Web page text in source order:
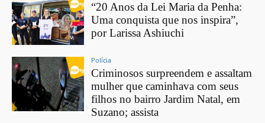
“20 Anos da Lei Maria da Penha:
Uma conquista que nos inspira”,
por Larissa Ashiuchi
Polícia
Criminosos surpreendem e assaltam
mulher que caminhava com seus
filhos no bairro Jardim Natal, em
Suzano; assista